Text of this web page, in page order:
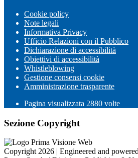
Cookie policy
Note legali
Informativa Privacy
Ufficio Relazioni con il Pubblico
Dichiarazione di accessibilità
Obiettivi di accessibilità
Whistleblowing
Gestione consensi cookie
Amministrazione trasparente
Pagina visualizzata 2880 volte
Sezione Copyright
Copyright 2026 | Engineered and